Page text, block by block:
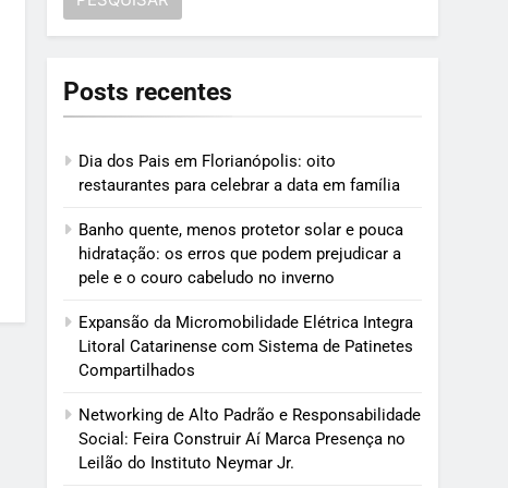
Posts recentes
Dia dos Pais em Florianópolis: oito
restaurantes para celebrar a data em família
Banho quente, menos protetor solar e pouca
hidratação: os erros que podem prejudicar a
pele e o couro cabeludo no inverno
Expansão da Micromobilidade Elétrica Integra
Litoral Catarinense com Sistema de Patinetes
Compartilhados
Networking de Alto Padrão e Responsabilidade
Social: Feira Construir Aí Marca Presença no
Leilão do Instituto Neymar Jr.